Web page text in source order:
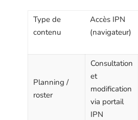
Type de
contenu
Accès IPN
(navigateur)
Planning /
roster
Consultation
et
modification
via portail
IPN